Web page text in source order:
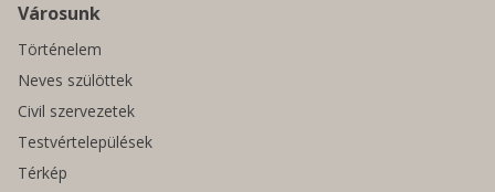
Városunk
Történelem
Neves szülöttek
Civil szervezetek
Testvértelepülések
Térkép